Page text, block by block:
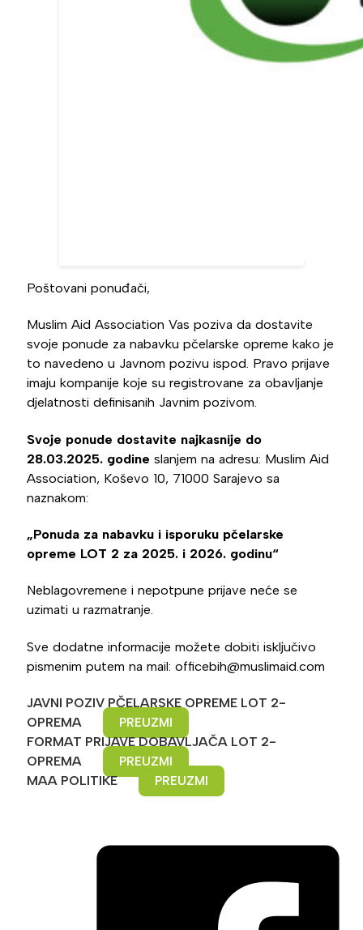
Poštovani ponuđači,
Muslim Aid Association Vas poziva da dostavite
svoje ponude za nabavku pčelarske opreme kako je
to navedeno u Javnom pozivu ispod. Pravo prijave
imaju kompanije koje su registrovane za obavljanje
djelatnosti definisanih Javnim pozivom.
Svoje ponude dostavite najkasnije do
28.03.2025. godine slanjem na adresu: Muslim Aid
Association, Koševo 10, 71000 Sarajevo sa
naznakom:
„Ponuda za nabavku i isporuku pčelarske
opreme LOT 2 za 2025. i 2026. godinu“
Neblagovremene i nepotpune prijave neće se
uzimati u razmatranje.
Sve dodatne informacije možete dobiti isključivo
pismenim putem na mail: officebih@muslimaid.com
JAVNI POZIV PČELARSKE OPREME LOT 2-
OPREMA
PREUZMI
FORMAT PRIJAVE DOBAVLJAČA LOT 2-
OPREMA
PREUZMI
MAA POLITIKE PREUZMI